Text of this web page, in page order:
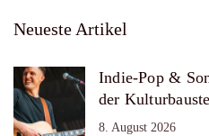
Neueste Artikel
Indie-Pop &
der
8. August 2026